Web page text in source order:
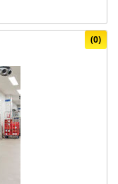
(0)